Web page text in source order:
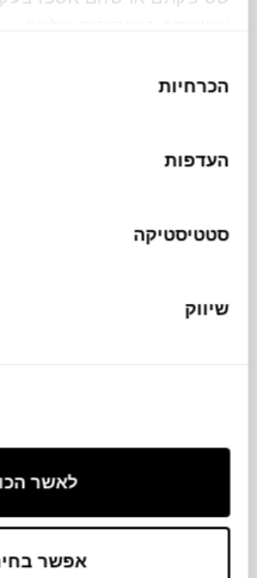
הסכמה
הכרחיות
העדפות
סטטיסטיקה
שיווק
לאשר
אפשר